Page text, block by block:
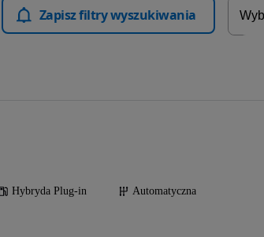
Zapisz filtry wyszukiwania
Hybryda Plug-in
Automatyczna